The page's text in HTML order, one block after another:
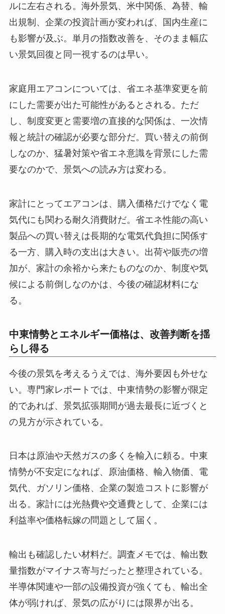
ルに左右される。海外景気、米中関係、為替、輸
出規制、企業の投資計画が変われば、国内生産に
も影響が及ぶ。単月の指数改善を、そのまま幅広
い景気回復と同一視するのは早い。
家庭用エアコンについては、省エネ基準変更を前
にした需要が出た可能性があるとされる。ただ
し、制度変更と需要増の直接的な関係は、一次情
報と統計の確認が必要な部分だ。買い替えの前倒
しなのか、猛暑対策や省エネ意識を背景にした需
要なのかで、景気への読み方は変わる。
家計にとってエアコンは、購入価格だけでなく電
気代にも関わる耐久消費財だ。省エネ性能の高い
製品への買い替えは長期的な電気代負担に関係す
る一方、購入時の支出は大きい。出荷や販売の増
加が、家計の余裕から来たものなのか、制度や気
候による前倒しなのかは、今後の確認材料にな
る。
中東情勢とエネルギー価格は、改善判断を揺
らし得る
今後の景気を考えるうえでは、海外要因も外せな
い。専門家レポートでは、中東情勢の影響が限定
的であれば、景気拡張期間が過去最長に近づくと
の見方が示されている。
日本は原油や天然ガスの多くを輸入に頼る。中東
情勢が不安定になれば、原油価格、輸入物価、電
気代、ガソリン価格、企業の製造コストに影響が
出る。家計には光熱費や交通費として、企業には
利益率や価格転嫁の問題として届く。
輸出も確認したい材料だ。調査メモでは、輸出数
量指数がマイナス寄与だったと整理されている。
半導体関連や一部の設備投資が強くても、輸出全
体が弱ければ、景気の広がりには限界が出る。